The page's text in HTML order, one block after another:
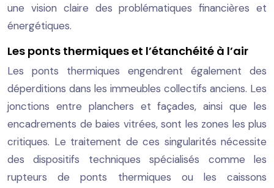
une vision claire des problématiques financières et
énergétiques.
Les ponts thermiques et l’étanchéité à l’air
Les ponts thermiques engendrent également des
déperditions dans les immeubles collectifs anciens. Les
jonctions entre planchers et façades, ainsi que les
encadrements de baies vitrées, sont les zones les plus
critiques. Le traitement de ces singularités nécessite
des dispositifs techniques spécialisés comme les
rupteurs de ponts thermiques ou les caissons